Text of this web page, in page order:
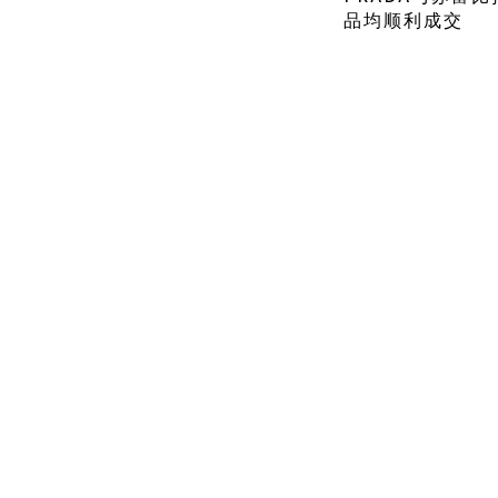
品均顺利成交